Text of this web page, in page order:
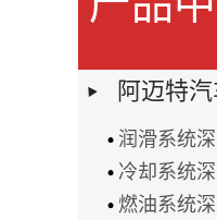
阿迈特
润滑系统
冷却系统
燃油系统